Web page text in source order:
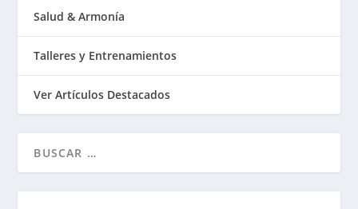
Salud & Armonía
Talleres y Entrenamientos
Ver Artículos Destacados